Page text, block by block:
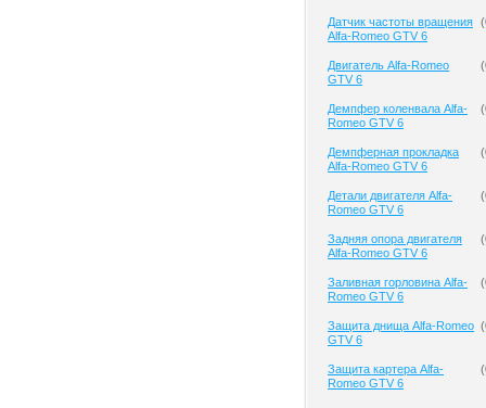
Датчик частоты вращения
Alfa-Romeo GTV 6
(
Двигатель Alfa-Romeo
GTV 6
(
Демпфер коленвала Alfa-
Romeo GTV 6
(
Демпферная прокладка
Alfa-Romeo GTV 6
(
Детали двигателя Alfa-
Romeo GTV 6
(
Задняя опора двигателя
Alfa-Romeo GTV 6
(
Заливная горловина Alfa-
Romeo GTV 6
(
Защита днища Alfa-Romeo
GTV 6
(
Защита картера Alfa-
Romeo GTV 6
(